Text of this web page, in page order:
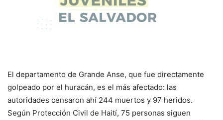
El departamento de Grande Anse, que fue directamente
golpeado por el huracán, es el más afectado: las
autoridades censaron ahí 244 muertos y 97 heridos.
Según Protección Civil de Haití, 75 personas siguen